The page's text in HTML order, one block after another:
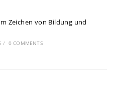
Zeichen von Bildung und
/ 0 COMMENTS